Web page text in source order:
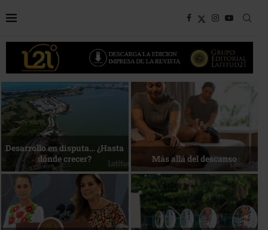
Bottega, un viaje servido a la
mesa
Energía que Impulsa la
competitividad